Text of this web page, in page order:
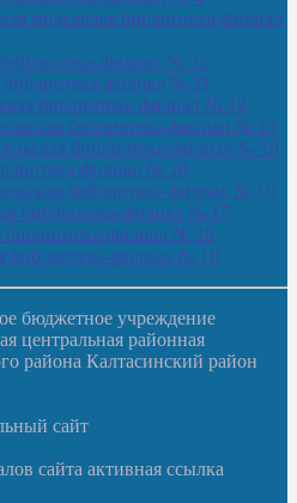
модельная библиотека-филиал
библиотека-филиал № 22
библиотека-филиал № 11
библиотека-филиал № 12
библиотека-филиал № 14
библиотека-филиал № 19
филиал № 20
библиотека-филиал № 16
библиотека-филиал № 17
библиотека-филиал № 18
библиотека-филиал № 10
бюджетное учреждение
центральная районная
района Калтасинский район
сайт
сайта активная ссылка